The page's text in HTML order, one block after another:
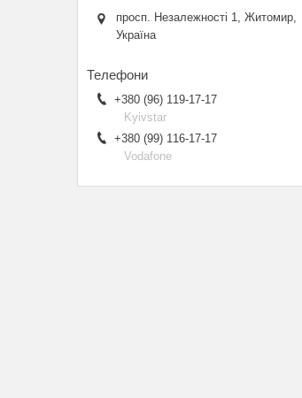
просп. Незалежності 1, Житомир,
Україна
+380 (96) 119-17-17
Kyivstar
+380 (99) 116-17-17
Vodafone